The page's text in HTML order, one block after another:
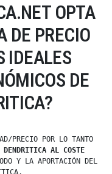
OPTA
DE PRECIO
IDEALES
DE
PRECIO POR LO TANTO
DENDRITICA AL COSTE
Y LA APORTACIÓN DEL